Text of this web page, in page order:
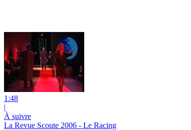
1:48
|
À suivre
La Revue Scoute 2006 - Le Racing